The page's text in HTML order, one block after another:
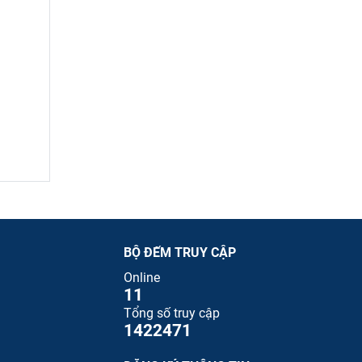
BỘ ĐẾM TRUY CẬP
Online
11
Tổng số truy cập
1422471